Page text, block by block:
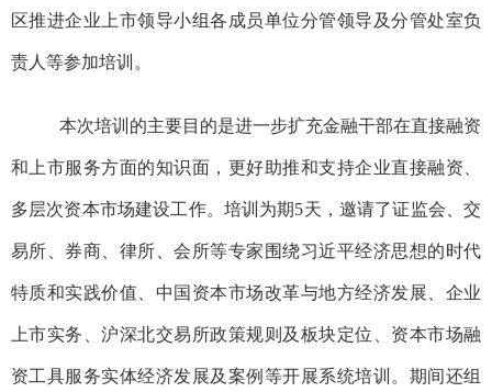
区推进企业上市领导小组各成员单位分管领导及分管处室负
责人等参加培训。
本次培训的主要目的是进一步扩充金融干部在直接融资
和上市服务方面的知识面，更好助推和支持企业直接融资、
多层次资本市场建设工作。培训为期5天，邀请了证监会、交
易所、券商、律所、会所等专家围绕习近平经济思想的时代
特质和实践价值、中国资本市场改革与地方经济发展、企业
上市实务、沪深北交易所政策规则及板块定位、资本市场融
资工具服务实体经济发展及案例等开展系统培训。期间还组